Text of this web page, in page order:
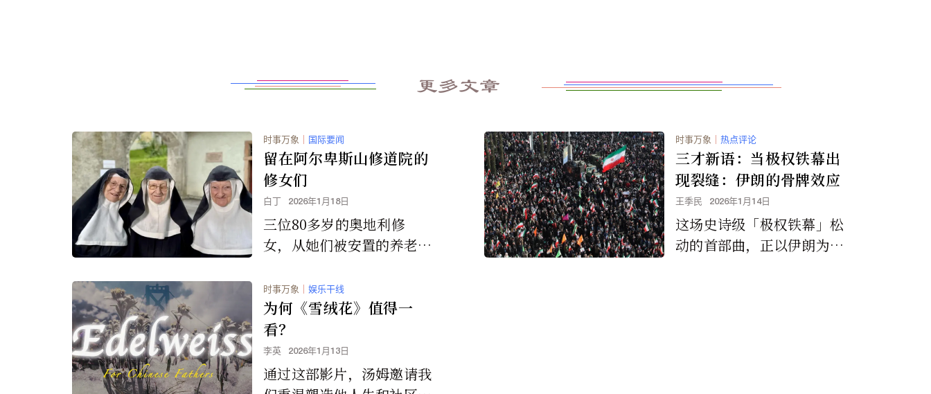
更多文章
时事万象 ｜ 国际要闻
留在阿尔卑斯山修道院的
修女们
白丁 2026年1月18日
三位80多岁的奥地利修
女，从她们被安置的养老院
遇引发了全世界的关注。
时事万象 ｜ 热点评论
三才新语：当极权铁幕出
现裂缝：伊朗的骨牌效应
王季民 2026年1月14日
这场史诗级「极权铁幕」松
动的首部曲，正以伊朗为起
时事万象 ｜ 娱乐干线
为何《雪绒花》值得一
看？
李英 2026年1月13日
通过这部影片，汤姆邀请我